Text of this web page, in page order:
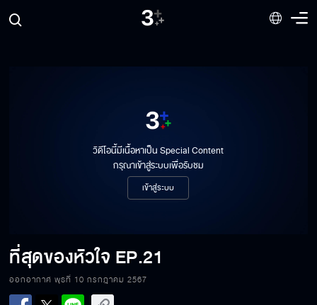
วิดีโอนี้มีเนื้อหาเป็น Special Content
กรุณาเข้าสู่ระบบเพื่อรับชม
เข้าสู่ระบบ
ที่สุดของหัวใจ EP.21
ออกอากาศ พุธที่ 10 กรกฎาคม 2567